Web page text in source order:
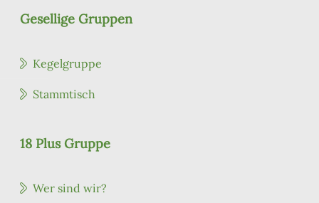
Gesellige Gruppen
Kegelgruppe
Stammtisch
18 Plus Gruppe
Wer sind wir?